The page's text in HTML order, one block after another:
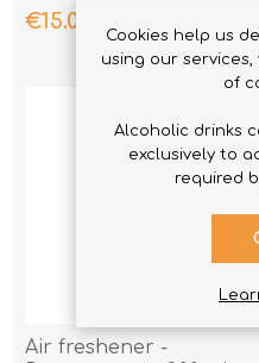
€15.00
Air freshener -
Cookies help us
using our
of
Alcoholic drinks
exclusively to
required